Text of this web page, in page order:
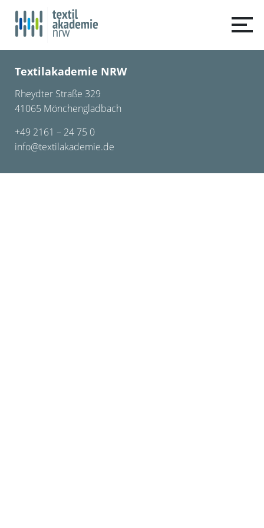
Textilakademie NRW
Rheydter Straße 329
41065 Mönchengladbach
+49 2161 – 24 75 0
info@textilakademie.de